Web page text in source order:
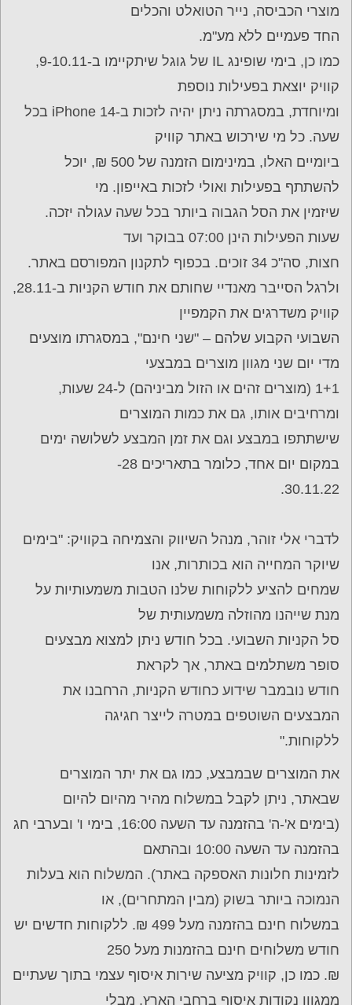
מוצרי הכביסה, נייר הטואלט והכלים
החד פעמיים ללא מע"מ.
כמו כן, בימי שופינג IL של גוגל שיתקיימו ב-9-10.11,
קוויק יוצאת בפעילות נוספת
ומיוחדת, במסגרתה ניתן יהיה לזכות ב-iPhone 14 בכל
שעה. כל מי שירכוש באתר קוויק
ביומיים האלו, במינימום הזמנה של 500 ₪, יוכל
להשתתף בפעילות ואולי לזכות באייפון. מי
שיזמין את הסל הגבוה ביותר בכל שעה עגולה יזכה.
שעות הפעילות הינן 07:00 בבוקר ועד
חצות, סה"כ 34 זוכים. בכפוף לתקנון המפורסם באתר.
ולרגל הסייבר מאנדיי שחותם את חודש הקניות ב-28.11,
קוויק משדרגים את הקמפיין
השבועי הקבוע שלהם – "שני חינם", במסגרתו מוצעים
מדי יום שני מגוון מוצרים במבצעי
1+1 (מוצרים זהים או הזול מביניהם) ל-24 שעות,
ומרחיבים אותו, גם את כמות המוצרים
שישתתפו במבצע וגם את זמן המבצע לשלושה ימים
במקום יום אחד, כלומר בתאריכים 28-
30.11.22.
לדברי אלי זוהר, מנהל השיווק והצמיחה בקוויק: "בימים
שיוקר המחייה הוא בכותרות, אנו
שמחים להציע ללקוחות שלנו הטבות משמעותיות על
מנת שייהנו מהוזלה משמעותית של
סל הקניות השבועי. בכל חודש ניתן למצוא מבצעים
סופר משתלמים באתר, אך לקראת
חודש נובמבר שידוע כחודש הקניות, הרחבנו את
המבצעים השוטפים במטרה לייצר חגיגה
ללקוחות."
את המוצרים שבמבצע, כמו גם את יתר המוצרים
שבאתר, ניתן לקבל במשלוח מהיר מהיום להיום
(בימים א'-ה' בהזמנה עד השעה 16:00, בימי ו' ובערבי חג
בהזמנה עד השעה 10:00 ובהתאם
לזמינות חלונות האספקה באתר). המשלוח הוא בעלות
הנמוכה ביותר בשוק (מבין המתחרים), או
במשלוח חינם בהזמנה מעל 499 ₪. ללקוחות חדשים יש
חודש משלוחים חינם בהזמנות מעל 250
₪. כמו כן, קוויק מציעה שירות איסוף עצמי בתוך שעתיים
ממגוון נקודות איסוף ברחבי הארץ, מבלי